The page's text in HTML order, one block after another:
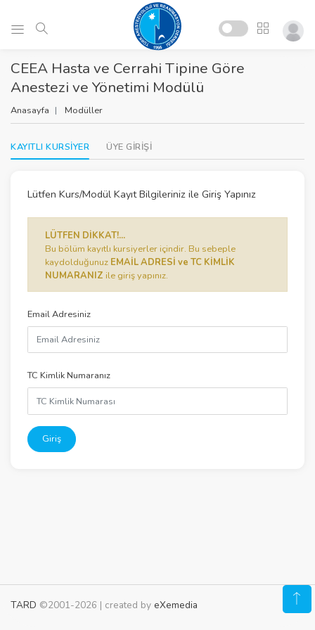
CEEA Hasta ve Cerrahi Tipine Göre
Anestezi ve Yönetimi Modülü
Anasayfa Modüller
KAYITLI KURSİYER ÜYE GİRİŞİ
Lütfen Kurs/Modül Kayıt Bilgileriniz ile Giriş Yapınız
LÜTFEN DİKKAT!...
Bu bölüm kayıtlı kursiyerler içindir. Bu sebeple
kaydolduğunuz EMAİL ADRESİ ve TC KİMLİK
NUMARANIZ ile giriş yapınız.
Email Adresiniz
TC Kimlik Numaranız
Giriş
TARD ©2001-2026 | created by eXemedia